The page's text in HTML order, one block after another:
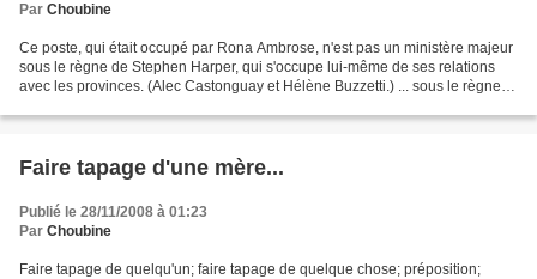
Par Choubine
Ce poste, qui était occupé par Rona Ambrose, n'est pas un ministère majeur
sous le règne de Stephen Harper, qui s'occupe lui-même de ses relations
avec les provinces. (Alec Castonguay et Hélène Buzzetti.) ... sous le règne
Faire tapage d'une mère...
Publié le 28/11/2008 à 01:23
Par Choubine
Faire tapage de quelqu'un; faire tapage de quelque chose; préposition;